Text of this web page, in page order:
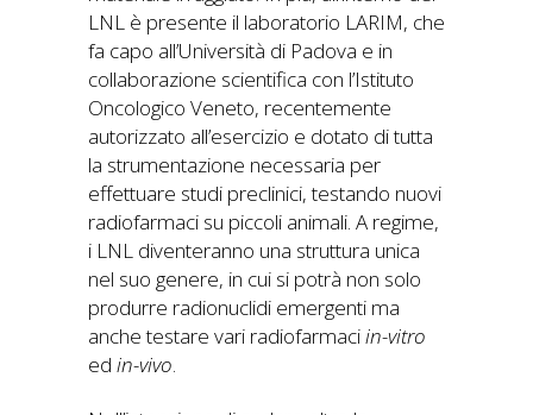
LNL è presente il laboratorio LARIM, che
fa capo all’Università di Padova e in
collaborazione scientifica con l’Istituto
Oncologico Veneto, recentemente
autorizzato all’esercizio e dotato di tutta
la strumentazione necessaria per
effettuare studi preclinici, testando nuovi
radiofarmaci su piccoli animali. A regime,
i LNL diventeranno una struttura unica
nel suo genere, in cui si potrà non solo
produrre radionuclidi emergenti ma
anche testare vari radiofarmaciin-vitro
ed in-vivo.